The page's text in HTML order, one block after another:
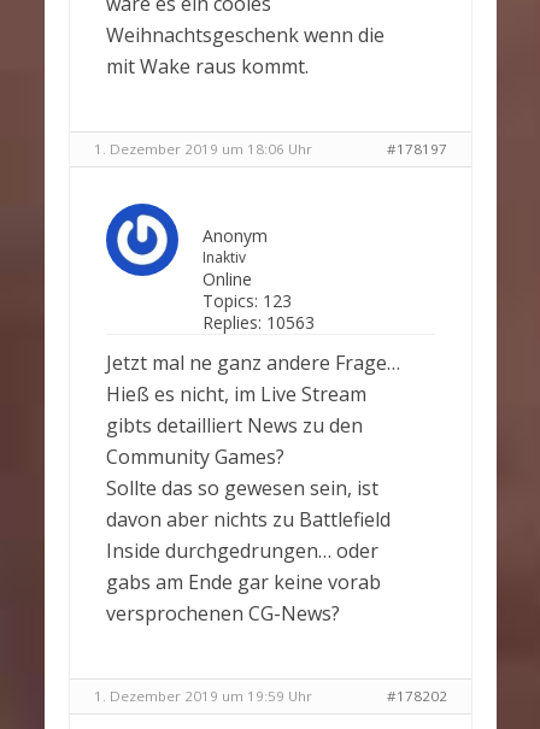
Weihnachtsgeschenk wenn die
mit Wake raus kommt.
1. Dezember 2019 um 18:06 Uhr #178197
Anonym
Inaktiv
Online
Topics: 123
Replies: 10563
Jetzt mal ne ganz andere Frage…
Hieß es nicht, im Live Stream
gibts detailliert News zu den
Community Games?
Sollte das so gewesen sein, ist
davon aber nichts zu Battlefield
Inside durchgedrungen… oder
gabs am Ende gar keine vorab
versprochenen CG-News?
1. Dezember 2019 um 19:59 Uhr #178202